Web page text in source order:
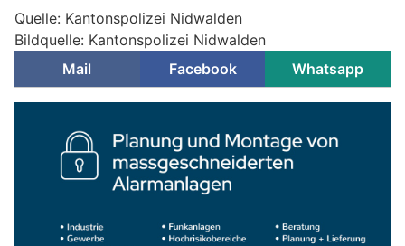
Quelle: Kantonspolizei Nidwalden
Bildquelle: Kantonspolizei Nidwalden
Mail
Facebook Whatsapp